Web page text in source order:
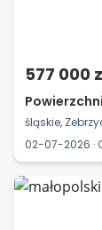
577 000
śląskie,
02-07-2026 ·